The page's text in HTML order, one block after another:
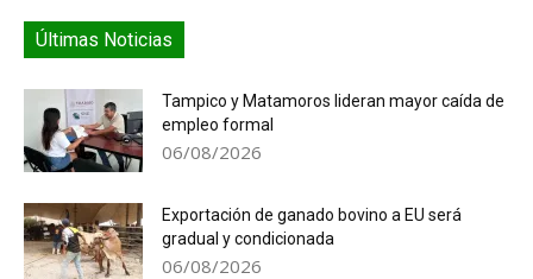
Últimas Noticias
Tampico y Matamoros lideran mayor caída de
empleo formal
06/08/2026
Exportación de ganado bovino a EU será
gradual y condicionada
06/08/2026